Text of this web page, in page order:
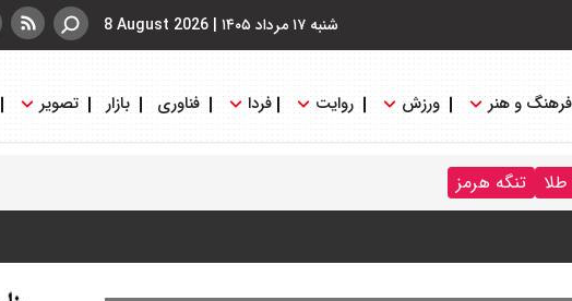
شنبه ۱۷ مرداد ۱۴۰۵ |
8 August 2026
فرهنگ و هنر ورزش روایت فردا فناوری بازار تصویر
تنگه هرمز